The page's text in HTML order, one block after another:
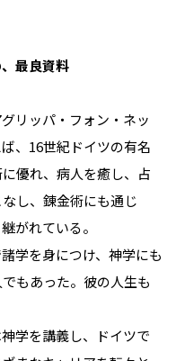
最良資料
リッパ・フォン・ネッ
、16世紀ドイツの有名
優れ、病人を癒し、占
し、錬金術にも通じ
がれている。
学を身につけ、神学にも
もあった。彼の人生も
学を講義し、ドイツで